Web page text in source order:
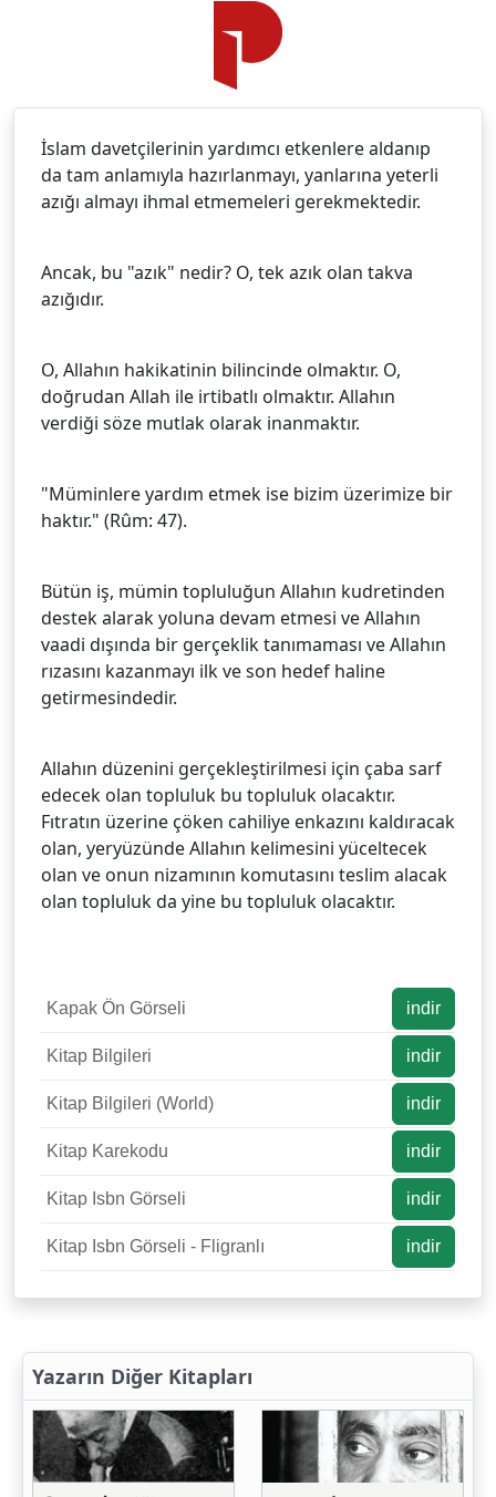
İslam davetçilerinin yardımcı etkenlere aldanıp
da tam anlamıyla hazırlanmayı, yanlarına yeterli
azığı almayı ihmal etmemeleri gerekmektedir.
Ancak, bu "azık" nedir? O, tek azık olan takva
azığıdır.
O, Allahın hakikatinin bilincinde olmaktır. O,
doğrudan Allah ile irtibatlı olmaktır. Allahın
verdiği söze mutlak olarak inanmaktır.
"Müminlere yardım etmek ise bizim üzerimize bir
haktır." (Rûm: 47).
Bütün iş, mümin topluluğun Allahın kudretinden
destek alarak yoluna devam etmesi ve Allahın
vaadi dışında bir gerçeklik tanımaması ve Allahın
rızasını kazanmayı ilk ve son hedef haline
getirmesindedir.
Allahın düzenini gerçekleştirilmesi için çaba sarf
edecek olan topluluk bu topluluk olacaktır.
Fıtratın üzerine çöken cahiliye enkazını kaldıracak
olan, yeryüzünde Allahın kelimesini yüceltecek
olan ve onun nizamının komutasını teslim alacak
olan topluluk da yine bu topluluk olacaktır.
Kapak Ön Görseli indir
Kitap Bilgileri indir
Kitap Bilgileri (World) indir
Kitap Karekodu indir
Kitap Isbn Görseli indir
Kitap Isbn Görseli - Fligranlı indir
Yazarın Diğer Kitapları